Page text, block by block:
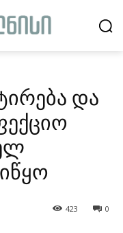
და
0
423